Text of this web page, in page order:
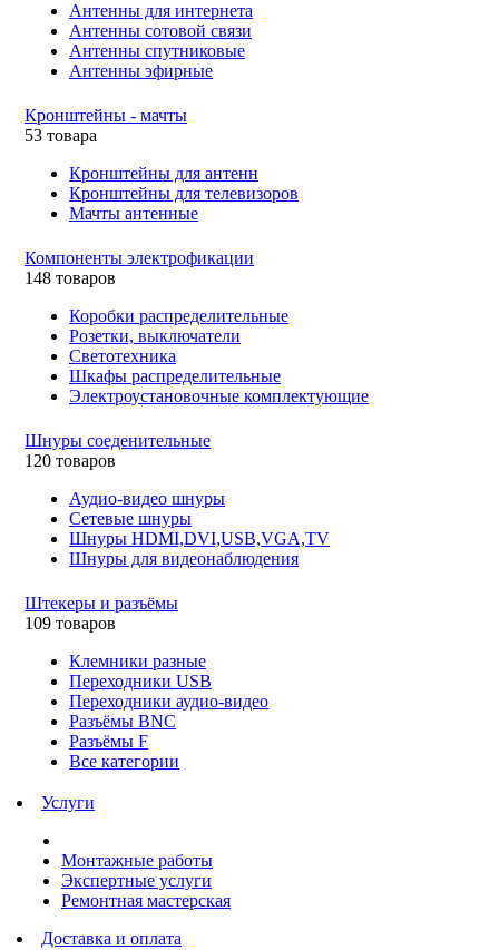
Антенны для интернета
Антенны сотовой связи
Антенны спутниковые
Антенны эфирные
Кронштейны - мачты
53 товара
Кронштейны для антенн
Кронштейны для телевизоров
Мачты антенные
Компоненты электрофикации
148 товаров
Коробки распределительные
Розетки, выключатели
Светотехника
Шкафы распределительные
Электроустановочные комплектующие
Шнуры соеденительные
120 товаров
Аудио-видео шнуры
Сетевые шнуры
Шнуры HDMI,DVI,USB,VGA,TV
Шнуры для видеонаблюдения
Штекеры и разъёмы
109 товаров
Клемники разные
Переходники USB
Переходники аудио-видео
Разъёмы BNC
Разъёмы F
Все категории
Услуги
Монтажные работы
Экспертные услуги
Ремонтная мастерская
Доставка и оплата